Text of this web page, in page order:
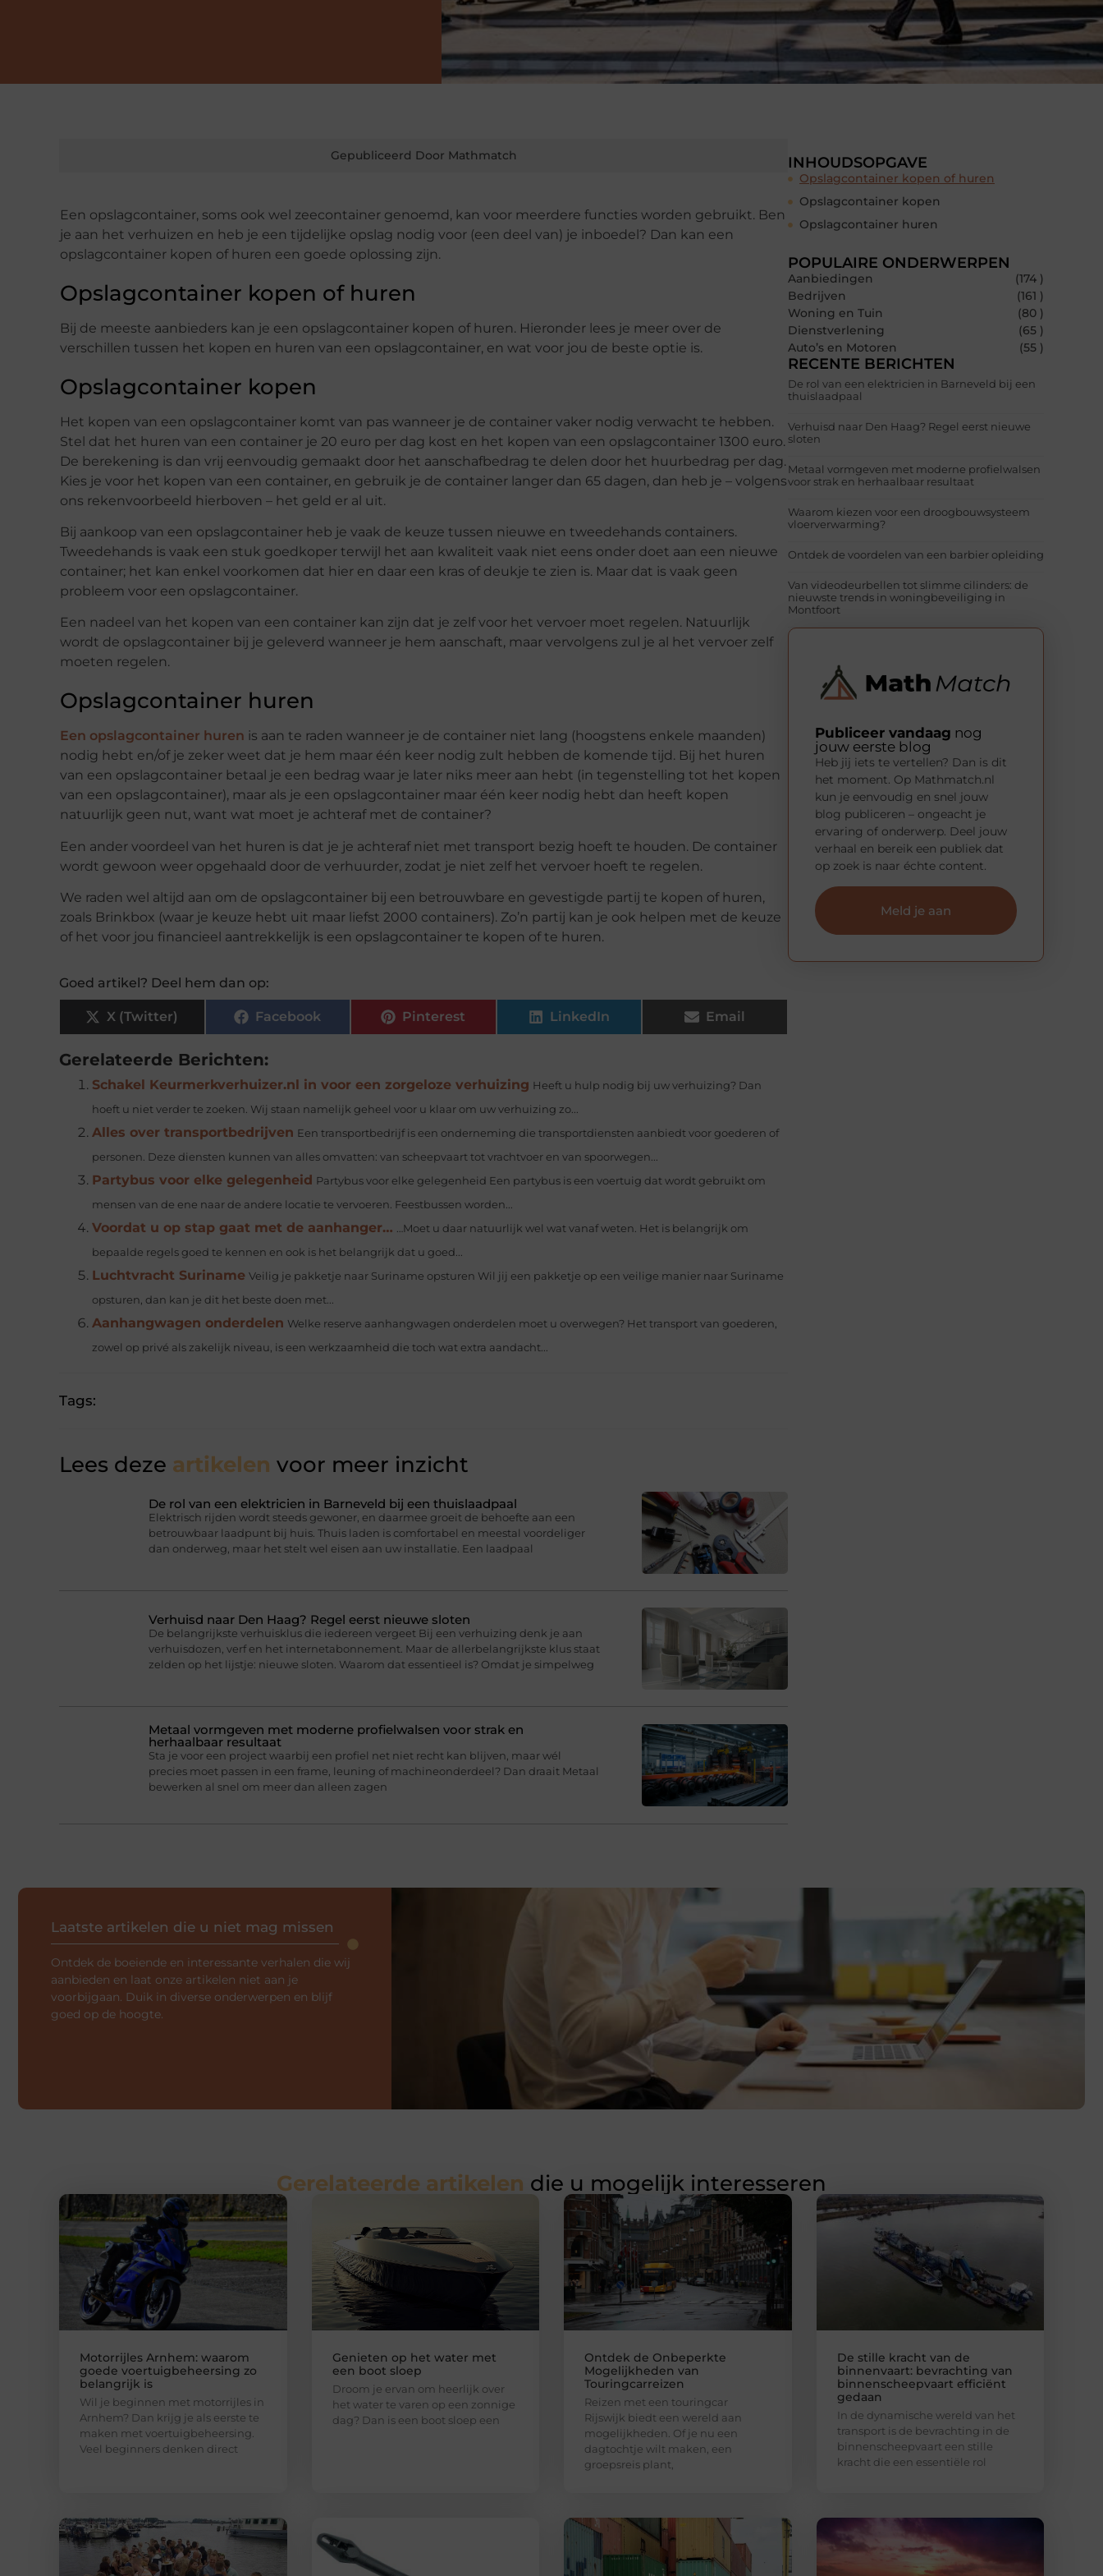
Gepubliceerd Door Mathmatch
Een opslagcontainer, soms ook wel zeecontainer genoemd, kan voor meerdere functies worden gebruikt. Ben
je aan het verhuizen en heb je een tijdelijke opslag nodig voor (een deel van) je inboedel? Dan kan een
opslagcontainer kopen of huren een goede oplossing zijn.
Opslagcontainer kopen of huren
Bij de meeste aanbieders kan je een opslagcontainer kopen of huren. Hieronder lees je meer over de
verschillen tussen het kopen en huren van een opslagcontainer, en wat voor jou de beste optie is.
Opslagcontainer kopen
Het kopen van een opslagcontainer komt van pas wanneer je de container vaker nodig verwacht te hebben.
Stel dat het huren van een container je 20 euro per dag kost en het kopen van een opslagcontainer 1300 euro.
De berekening is dan vrij eenvoudig gemaakt door het aanschafbedrag te delen door het huurbedrag per dag.
Kies je voor het kopen van een container, en gebruik je de container langer dan 65 dagen, dan heb je – volgens
ons rekenvoorbeeld hierboven – het geld er al uit.
Bij aankoop van een opslagcontainer heb je vaak de keuze tussen nieuwe en tweedehands containers.
Tweedehands is vaak een stuk goedkoper terwijl het aan kwaliteit vaak niet eens onder doet aan een nieuwe
container; het kan enkel voorkomen dat hier en daar een kras of deukje te zien is. Maar dat is vaak geen
probleem voor een opslagcontainer.
Een nadeel van het kopen van een container kan zijn dat je zelf voor het vervoer moet regelen. Natuurlijk
wordt de opslagcontainer bij je geleverd wanneer je hem aanschaft, maar vervolgens zul je al het vervoer zelf
moeten regelen.
Opslagcontainer huren
Een opslagcontainer huren is aan te raden wanneer je de container niet lang (hoogstens enkele maanden)
nodig hebt en/of je zeker weet dat je hem maar één keer nodig zult hebben de komende tijd. Bij het huren
van een opslagcontainer betaal je een bedrag waar je later niks meer aan hebt (in tegenstelling tot het kopen
van een opslagcontainer), maar als je een opslagcontainer maar één keer nodig hebt dan heeft kopen
natuurlijk geen nut, want wat moet je achteraf met de container?
Een ander voordeel van het huren is dat je je achteraf niet met transport bezig hoeft te houden. De container
wordt gewoon weer opgehaald door de verhuurder, zodat je niet zelf het vervoer hoeft te regelen.
We raden wel altijd aan om de opslagcontainer bij een betrouwbare en gevestigde partij te kopen of huren,
zoals Brinkbox (waar je keuze hebt uit maar liefst 2000 containers). Zo’n partij kan je ook helpen met de keuze
of het voor jou financieel aantrekkelijk is een opslagcontainer te kopen of te huren.
Goed artikel? Deel hem dan op:
X (Twitter) Facebook Pinterest LinkedIn Email
Gerelateerde Berichten:
Schakel Keurmerkverhuizer.nl in voor een zorgeloze verhuizing Heeft u hulp nodig bij uw verhuizing? Dan
hoeft u niet verder te zoeken. Wij staan namelijk geheel voor u klaar om uw verhuizing zo...
Alles over transportbedrijven Een transportbedrijf is een onderneming die transportdiensten aanbiedt voor goederen of
personen. Deze diensten kunnen van alles omvatten: van scheepvaart tot vrachtvoer en van spoorwegen...
Partybus voor elke gelegenheid Partybus voor elke gelegenheid Een partybus is een voertuig dat wordt gebruikt om
mensen van de ene naar de andere locatie te vervoeren. Feestbussen worden...
Voordat u op stap gaat met de aanhanger… …Moet u daar natuurlijk wel wat vanaf weten. Het is belangrijk om
bepaalde regels goed te kennen en ook is het belangrijk dat u goed...
Luchtvracht Suriname Veilig je pakketje naar Suriname opsturen Wil jij een pakketje op een veilige manier naar Suriname
opsturen, dan kan je dit het beste doen met...
Aanhangwagen onderdelen Welke reserve aanhangwagen onderdelen moet u overwegen? Het transport van goederen,
zowel op privé als zakelijk niveau, is een werkzaamheid die toch wat extra aandacht...
Tags:
Lees deze artikelen voor meer inzicht
De rol van een elektricien in Barneveld bij een thuislaadpaal
Elektrisch rijden wordt steeds gewoner, en daarmee groeit de behoefte aan een
betrouwbaar laadpunt bij huis. Thuis laden is comfortabel en meestal voordeliger
dan onderweg, maar het stelt wel eisen aan uw installatie. Een laadpaal
Verhuisd naar Den Haag? Regel eerst nieuwe sloten
De belangrijkste verhuisklus die iedereen vergeet Bij een verhuizing denk je aan
verhuisdozen, verf en het internetabonnement. Maar de allerbelangrijkste klus staat
zelden op het lijstje: nieuwe sloten. Waarom dat essentieel is? Omdat je simpelweg
Metaal vormgeven met moderne profielwalsen voor strak en
herhaalbaar resultaat
Sta je voor een project waarbij een profiel net niet recht kan blijven, maar wél
precies moet passen in een frame, leuning of machineonderdeel? Dan draait Metaal
bewerken al snel om meer dan alleen zagen
INHOUDSOPGAVE
Opslagcontainer kopen of huren
Opslagcontainer kopen
Opslagcontainer huren
POPULAIRE ONDERWERPEN
Aanbiedingen
(174 )
Bedrijven
(161 )
Woning en Tuin
(80 )
Dienstverlening
(65 )
Auto’s en Motoren
(55 )
RECENTE BERICHTEN
De rol van een elektricien in Barneveld bij een
thuislaadpaal
Verhuisd naar Den Haag? Regel eerst nieuwe
sloten
Metaal vormgeven met moderne profielwalsen
voor strak en herhaalbaar resultaat
Waarom kiezen voor een droogbouwsysteem
vloerverwarming?
Ontdek de voordelen van een barbier opleiding
Van videodeurbellen tot slimme cilinders: de
nieuwste trends in woningbeveiliging in
Montfoort
Publiceer vandaag nog
jouw eerste blog
Heb jij iets te vertellen? Dan is dit
het moment. Op Mathmatch.nl
kun je eenvoudig en snel jouw
blog publiceren – ongeacht je
ervaring of onderwerp. Deel jouw
verhaal en bereik een publiek dat
op zoek is naar échte content.
Meld je aan
Laatste artikelen die u niet mag missen
Ontdek de boeiende en interessante verhalen die wij
aanbieden en laat onze artikelen niet aan je
voorbijgaan. Duik in diverse onderwerpen en blijf
goed op de hoogte.
Gerelateerde artikelen die u mogelijk interesseren
Motorrijles Arnhem: waarom
goede voertuigbeheersing zo
belangrijk is
Wil je beginnen met motorrijles in
Arnhem? Dan krijg je als eerste te
maken met voertuigbeheersing.
Veel beginners denken direct
Genieten op het water met
een boot sloep
Droom je ervan om heerlijk over
het water te varen op een zonnige
dag? Dan is een boot sloep een
Ontdek de Onbeperkte
Mogelijkheden van
Touringcarreizen
Reizen met een touringcar
Rijswijk biedt een wereld aan
mogelijkheden. Of je nu een
dagtochtje wilt maken, een
groepsreis plant,
De stille kracht van de
binnenvaart: bevrachting van
binnenscheepvaart efficiënt
gedaan
In de dynamische wereld van het
transport is de bevrachting in de
binnenscheepvaart een stille
kracht die een essentiële rol